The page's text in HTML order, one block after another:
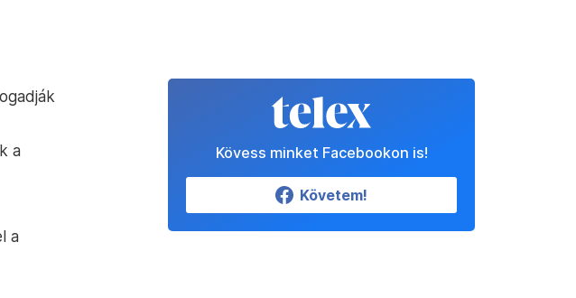
a
a
Kövess minket Facebookon is!
Követem!